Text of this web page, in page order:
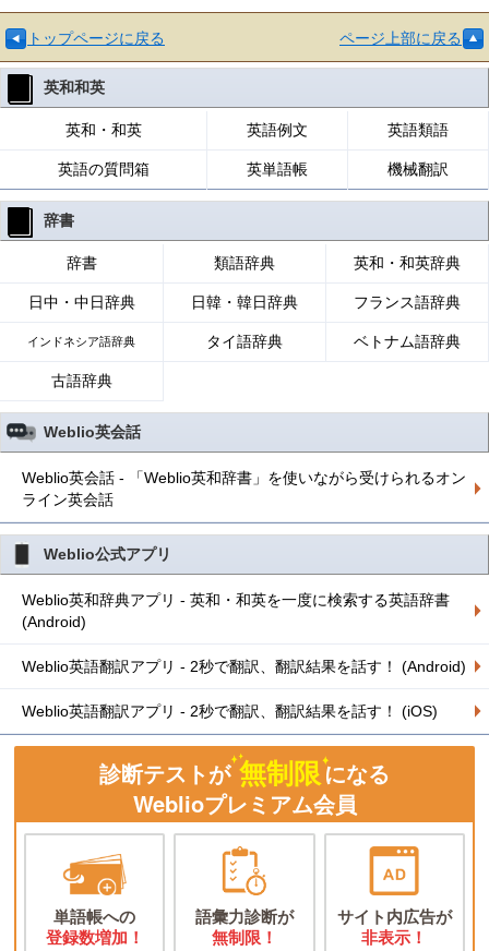
トップページに戻る ページ上部に戻る
英和和英
英和・和英 英語例文 英語類語
英語の質問箱 英単語帳 機械翻訳
辞書
辞書 類語辞典 英和・和英辞典
日中・中日辞典 日韓・韓日辞典 フランス語辞典
インドネシア語辞典 タイ語辞典 ベトナム語辞典
古語辞典
Weblio英会話
Weblio英会話 - 「Weblio英和辞書」を使いながら受けられるオン
ライン英会話
Weblio公式アプリ
Weblio英和辞典アプリ - 英和・和英を一度に検索する英語辞書
(Android)
Weblio英語翻訳アプリ - 2秒で翻訳、翻訳結果を話す！ (Android)
Weblio英語翻訳アプリ - 2秒で翻訳、翻訳結果を話す！ (iOS)
診断テストが 無制限になる
Weblioプレミアム会員
単語帳への
登録数増加！
語彙力診断が
無制限！
サイト内広告が
非表示！